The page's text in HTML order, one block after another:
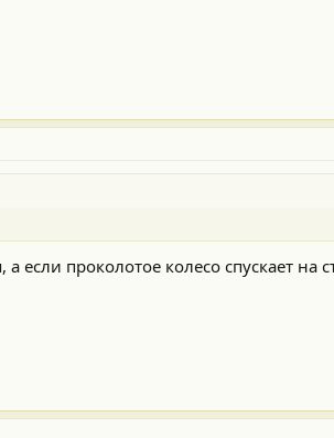
если проколотое колесо спускает на